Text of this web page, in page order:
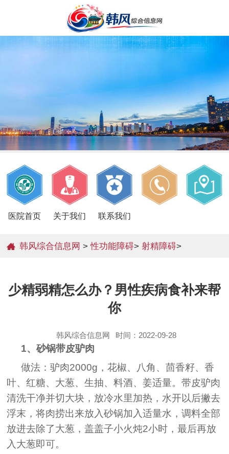
医院首页 关于我们 联系我们
韩风综合信息网 >性功能障碍>射精障碍>
少精弱精怎么办？男性疾病食补来帮
你
韩风综合信息网 时间：2022-09-28
1、砂锅带皮驴肉
做法：驴肉2000g，花椒、八角、茴香籽、香
叶、红糖、大葱、生抽、料酒、姜适量。带皮驴肉
清洗干净并切大块，放冷水里加热，水开以后撇去
浮末，将肉捞出来放入砂锅加入适量水，调料全部
放进去除了大葱，盖盖子小火炖2小时，最后再放
入大葱即可。